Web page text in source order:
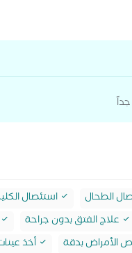
الطحال استئصال
علاج الفتق بدون جراحة
الأمراض بدقة
أخذ